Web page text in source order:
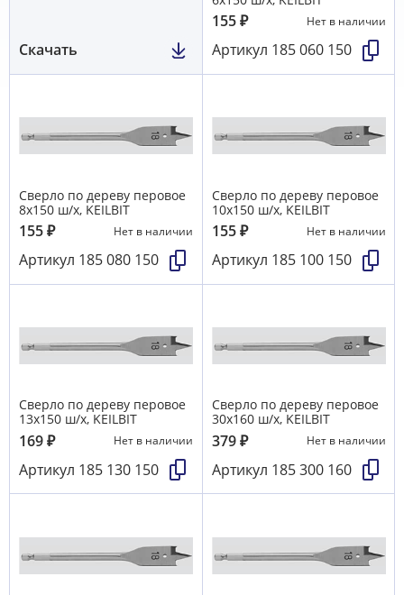
Скачать
155₽ Нет в наличии
Артикул 185 060 150
Сверло по дереву перовое
8х150 ш/х, KEILBIT
155₽ Нет в наличии
Артикул 185 080 150
Сверло по дереву перовое
10х150 ш/х, KEILBIT
155₽ Нет в наличии
Артикул 185 100 150
Сверло по дереву перовое
13х150 ш/х, KEILBIT
169₽ Нет в наличии
Артикул 185 130 150
Сверло по дереву перовое
30х160 ш/х, KEILBIT
379₽ Нет в наличии
Артикул 185 300 160